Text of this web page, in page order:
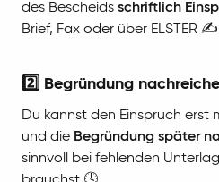
des Bescheids schriftlich
Brief, Fax oder über ELSTER ✍️
2️⃣ Begründung
Du kannst den Einspruch erst
und die Begründung später
sinnvoll bei fehlenden